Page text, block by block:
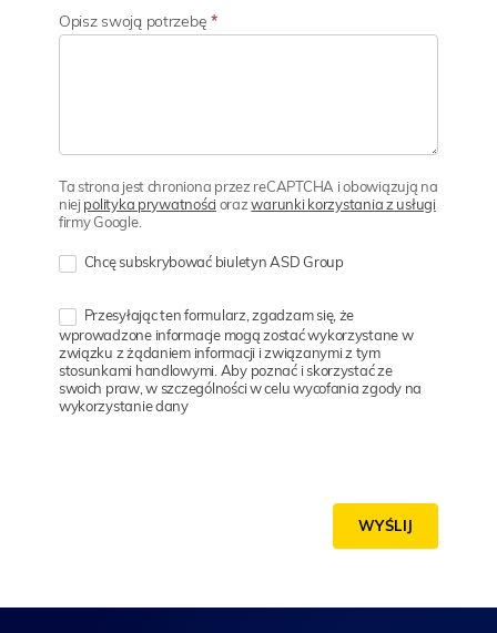
Opisz swoją potrzebę*
Ta strona jest chroniona przez reCAPTCHA i obowiązują na
niejpolityka prywatnościorazwarunki korzystania z usługi
firmy Google.
Chcę subskrybować biuletyn ASD Group
Przesyłając ten formularz, zgadzam się, że
wprowadzone informacje mogą zostać wykorzystane w
związku z żądaniem informacji i związanymi z tym
stosunkami handlowymi. Aby poznać i skorzystać ze
swoich praw, w szczególności w celu wycofania zgody na
wykorzystanie dany
WYŚLIJ